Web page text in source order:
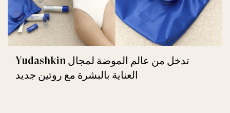
Yudashkin تدخل من عالم الموضة لمجال
العناية بالبشرة مع روتين جديد